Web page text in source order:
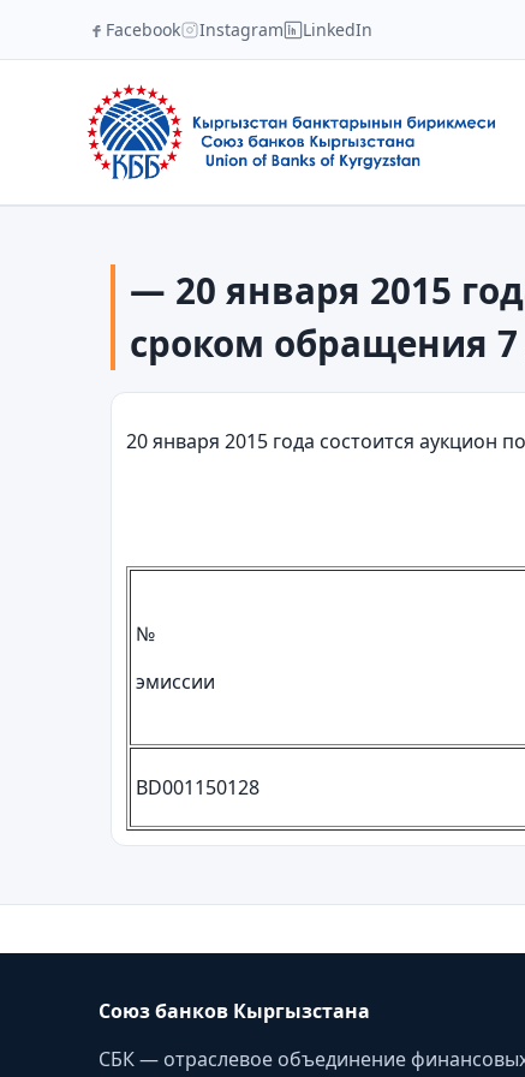
Facebook Instagram LinkedIn
— 20 января 2015
сроком обращения
20 января 2015 года состоится
№
эмиссии
BD001150128
Союз банков Кыргызстана
СБК — отраслевое объединение